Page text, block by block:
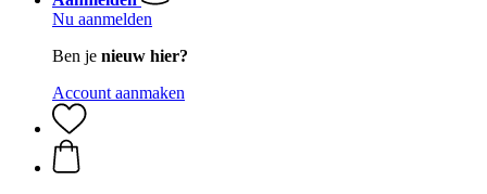
Nu aanmelden
Ben je nieuw hier?
Account aanmaken